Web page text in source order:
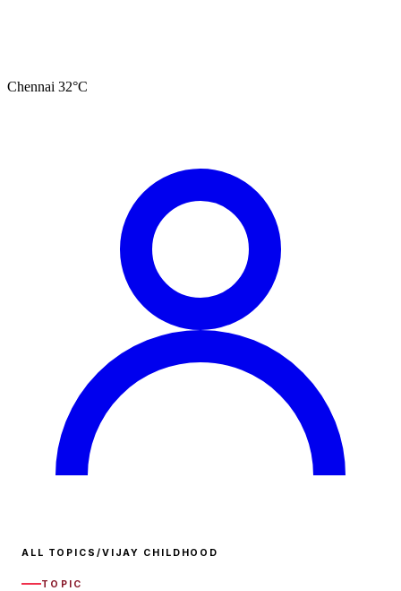
Chennai 32°C
ALL TOPICS /VIJAY CHILDHOOD
TOPIC